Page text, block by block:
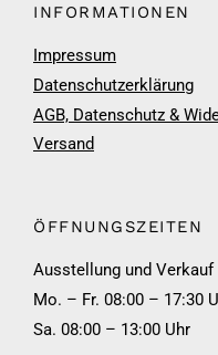
INFORMATIONEN
Impressum
Datenschutzerklärung
AGB, Datenschutz &
Versand
ÖFFNUNGSZEITEN
Ausstellung und Verkauf
Mo. – Fr. 08:00 – 17:30
Sa. 08:00 – 13:00 Uhr